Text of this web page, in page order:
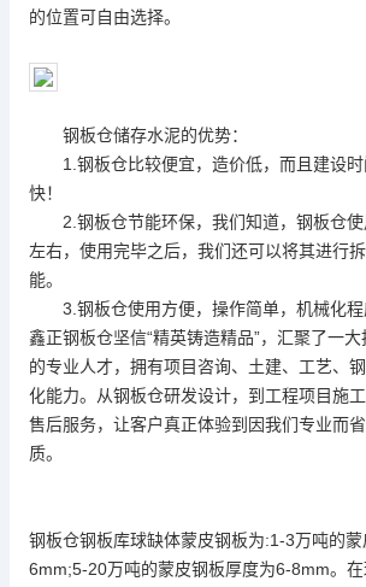
的位置可自由选择。
钢板仓储存水泥的优势：
1.钢板仓比较便宜，造价低，而且建设时
快！
2.钢板仓节能环保，我们知道，钢板仓使
左右，使用完毕之后，我们还可以将其进行
能。
3.钢板仓使用方便，操作简单，机械化程
鑫正钢板仓坚信“精英铸造精品”，汇聚了一
的专业人才，拥有项目咨询、土建、工艺、
化能力。从钢板仓研发设计，到工程项目施
售后服务，让客户真正体验到因我们专业而
质。
钢板仓钢板库球缺体蒙皮钢板为:1-3万吨的
6mm;5-20万吨的蒙皮钢板厚度为6-8mm。